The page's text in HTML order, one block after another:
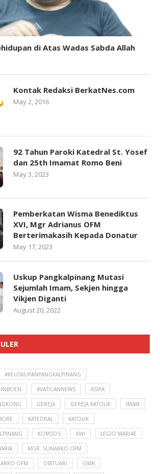
di Atas Wadas Sabda Allah
Kontak Redaksi BerkatNes.com
May 2, 2016
92 Tahun Paroki Katedral St. Yosef
dan 25th Imamat Romo Beni
May 3, 2023
Pemberkatan Wisma Benediktus
XVI, Mgr Adrianus OFM
Berterimakasih Kepada Donatur
May 17, 2023
Uskup Pangkalpinang Mutasi
Sejumlah Imam, Sekjen hingga
Vikjen Diganti
August 20, 2022
#KEUSKUPANPANGKALPINANG
#VATICANNEWS ASIPA
GEREJA GEREJA KATOLIK IMAM
KATEDRAL KATOLIK
KOMSOS KWI LEGIO MARIAE
MGR. SUNARKO OFM
OFM OBITUARI OMK